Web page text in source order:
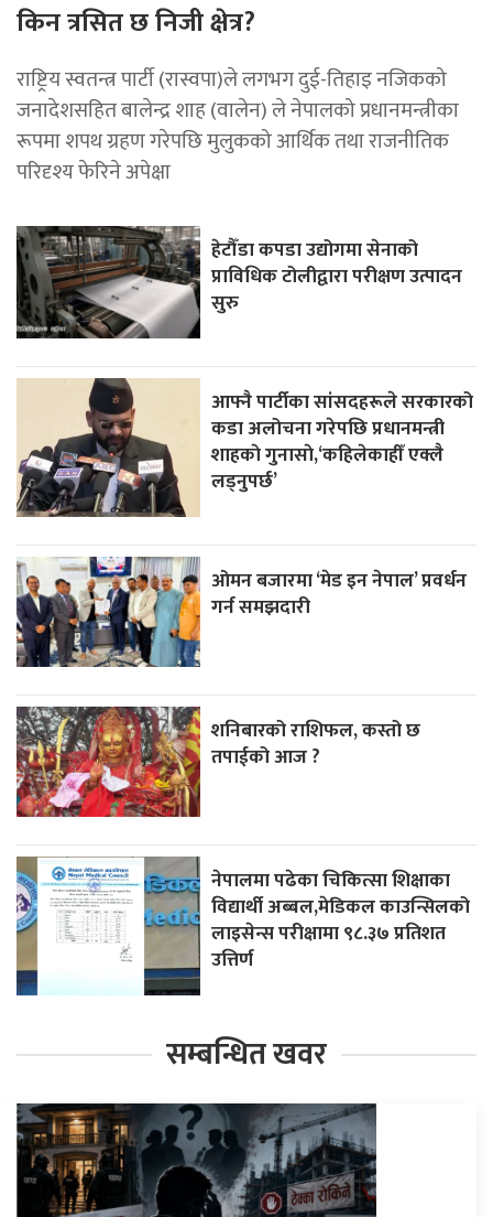
किन त्रसित छ निजी क्षेत्र?
राष्ट्रिय स्वतन्त्र पार्टी (रास्वपा)ले लगभग दुई-तिहाइ नजिकको
जनादेशसहित बालेन्द्र शाह (वालेन) ले नेपालको प्रधानमन्त्रीका
रूपमा शपथ ग्रहण गरेपछि मुलुकको आर्थिक तथा राजनीतिक
परिदृश्य फेरिने अपेक्षा
हेटौँडा कपडा उद्योगमा सेनाको
प्राविधिक टोलीद्वारा परीक्षण उत्पादन
सुरु
आफ्नै पार्टीका सांसदहरूले सरकारको
कडा अलोचना गरेपछि प्रधानमन्त्री
शाहकाे गुनासाे,‘कहिलेकाहीँ एक्लै
लड्नुपर्छ’
ओमन बजारमा ‘मेड इन नेपाल’ प्रवर्धन
गर्न समझदारी
शनिबारको राशिफल, कस्तो छ
तपाईको आज ?
नेपालमा पढेका चिकित्सा शिक्षाका
विद्यार्थी अब्बल,मेडिकल काउन्सिलको
लाइसेन्स परीक्षामा ९८.३७ प्रतिशत
उत्तिर्ण
सम्बन्धित खवर